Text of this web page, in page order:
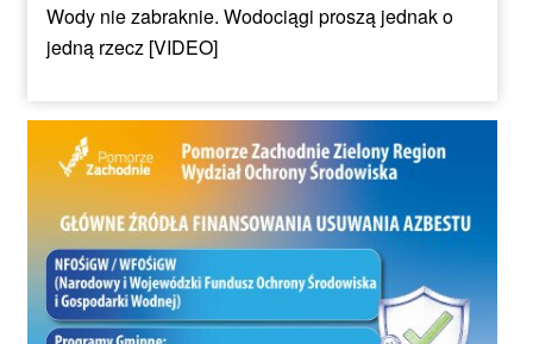
Wody nie zabraknie. Wodociągi proszą jednak o
jedną rzecz [VIDEO]